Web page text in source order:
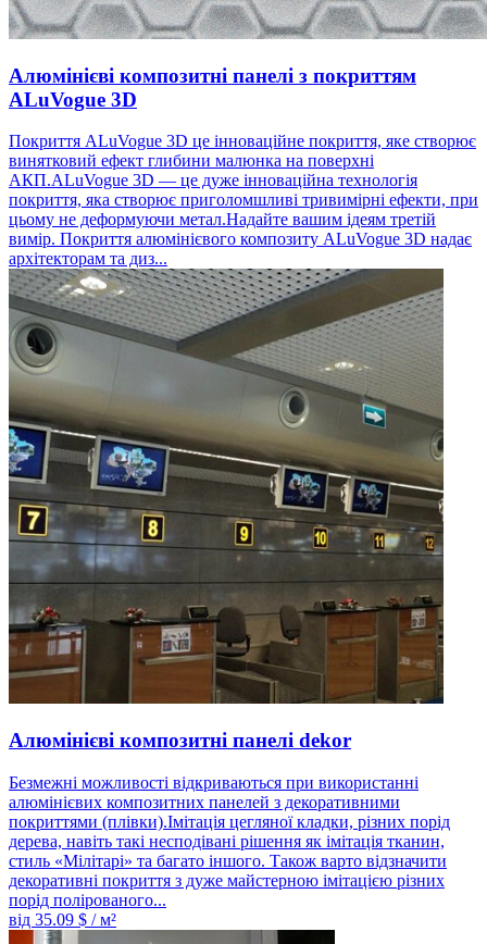
Алюмінієві композитні панелі з покриттям
ALuVogue 3D
Покриття ALuVogue 3D це інноваційне покриття, яке створює
винятковий ефект глибини малюнка на поверхні
АКП.ALuVogue 3D — це дуже інноваційна технологія
покриття, яка створює приголомшливі тривимірні ефекти, при
цьому не деформуючи метал.Надайте вашим ідеям третій
вимір. Покриття алюмінієвого композиту ALuVogue 3D надає
архітекторам та диз...
Алюмінієві композитні панелі dekor
Безмежні можливості відкриваються при використанні
алюмінієвих композитних панелей з декоративними
покриттями (плівки).Імітація цегляної кладки, різних порід
дерева, навіть такі несподівані рішення як імітація тканин,
стиль «Мілітарі» та багато іншого. Також варто відзначити
декоративні покриття з дуже майстерною імітацією різних
порід полірованого...
від 35.09 $ / м²